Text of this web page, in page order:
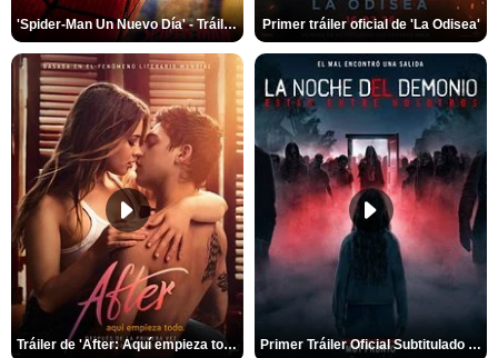
'Spider-Man Un Nuevo Día' - Tráiler oficial subtitulado Primer tráiler oficial de 'La Odisea'
Tráiler de 'After: Aquí empieza todo' Primer Tráiler Oficial Subtitulado de 'La Noche Del Demonio: Están Entre Nosotros'